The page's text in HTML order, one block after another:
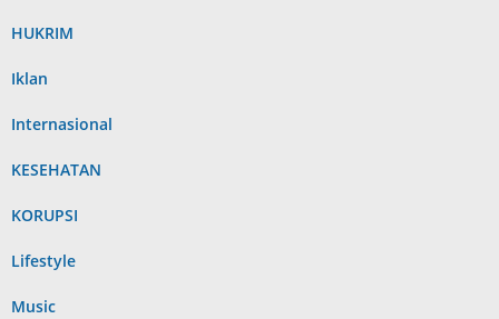
HUKRIM
Iklan
Internasional
KESEHATAN
KORUPSI
Lifestyle
Music